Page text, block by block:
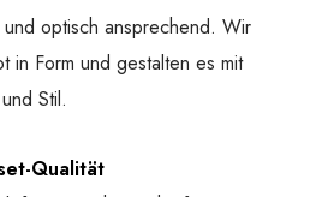
optisch ansprechend. Wir
in Form und gestalten es mit
Stil.
Qualität